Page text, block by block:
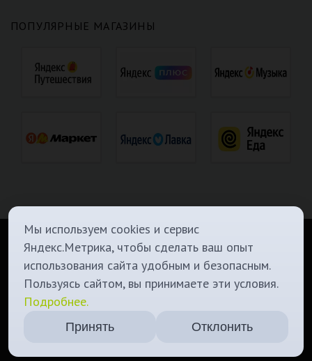
ПОПУЛЯРНЫЕ МАГАЗИНЫ
О Нас Политика конфиденциальности Контакты
Телеграм канал
ИП Новиков К.В., ИНН: 545112209908, ОГРНИП: 324547600003751,
г.Новосибирск ул. Кубовая 113/2, тел +7 (993) 971-41-49
Мы используем cookies и сервис
Яндекс.Метрика, чтобы сделать ваш опыт
использования сайта удобным и безопасным.
Пользуясь сайтом, вы принимаете эти условия.
Подробнее.
Принять Отклонить